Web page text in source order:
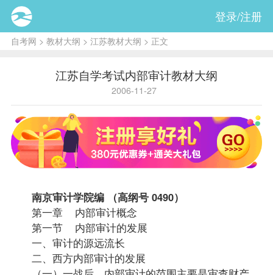
登录/注册
自考网 > 教材大纲 > 江苏教材大纲 > 正文
江苏自学考试内部审计教材大纲
2006-11-27
南京审计学院编 （高纲号 0490）
第一章 内部审计概念
第一节 内部审计的发展
一、审计的源远流长
二、西方内部审计的发展